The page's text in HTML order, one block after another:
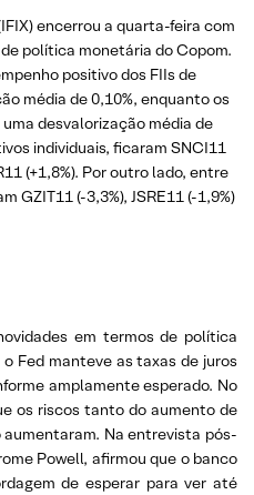
encerrou a quarta-feira com
política monetária do Copom.
positivo dos FIIs de
média de 0,10%, enquanto os
desvalorização média de
individuais, ficaram SNCI11
(+1,8%). Por outro lado, entre
GZIT11 (-3,3%), JSRE11 (-1,9%)
em termos de política
Fed manteve as taxas de juros
amplamente esperado. No
os riscos tanto do aumento de
Na entrevista pós-
Powell, afirmou que o banco
de esperar para ver até